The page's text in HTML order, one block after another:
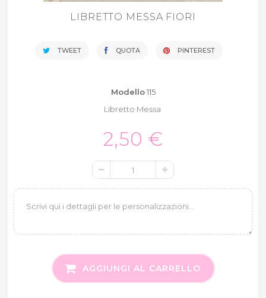
LIBRETTO MESSA FIORI
TWEET QUOTA PINTEREST
Modello 115
Libretto Messa
2,50 €
AGGIUNGI AL CARRELLO